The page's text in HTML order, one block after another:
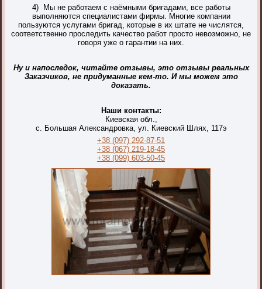
4) Мы не работаем с наёмными бригадами, все работы
выполняются специалистами фирмы. Многие компании
пользуются услугами бригад, которые в их штате не числятся,
соответственно проследить качество работ просто невозможно, не
говоря уже о гарантии на них.
Ну и напоследок, читайте отзывы, это отзывы реальных
Заказчиков, не придуманные кем-то. И мы можем это
доказать.
Наши контакты:
Киевская обл.,
с. Большая Александровка, ул. Киевский Шлях, 117э
+38 (097) 292-87-51
+38 (067) 219-18-45
+38 (099) 603-50-45